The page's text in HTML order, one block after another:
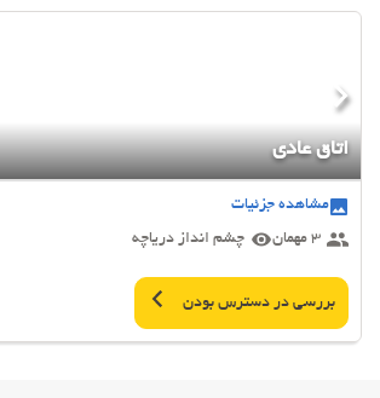
اتاق عادی
مشاهده جزئیات
3 مهمان
چشم انداز دریاچه
بررسی در دسترس بودن